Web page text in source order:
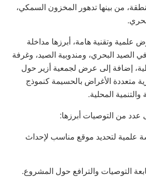
من بينها تدهور المخزون السمكي،
علمية وتقنية هامة، أبرزها مداخلة
الصيد البحري، ومندوبية الصيد، وغرفة
إضافة إلى عرض لجمعية أزير حول
متعددة الأغراض بالحسيمة كنموذج
والتنمية المحلية.
من التوصيات أبرزها:
علمية لتحديد موقع مناسب لإحداث
التوصيات والترافع حول المشروع.